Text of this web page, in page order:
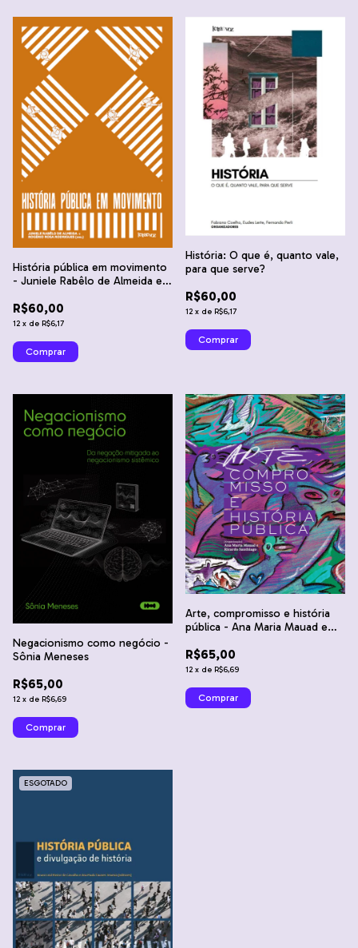
História pública em movimento
- Juniele Rabêlo de Almeida e
R$60,00
12 x de R$6,17
História: O que é, quanto vale,
para que serve?
R$60,00
12 x de R$6,17
Negacionismo como negócio -
Sônia Meneses
R$65,00
12 x de R$6,69
Arte, compromisso e história
pública - Ana Maria Mauad e
R$65,00
12 x de R$6,69
ESGOTADO